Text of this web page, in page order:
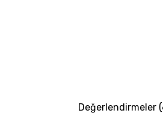
Değerlendirmeler